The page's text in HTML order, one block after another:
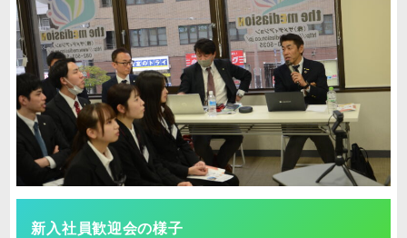
新入社員歓迎会の様子